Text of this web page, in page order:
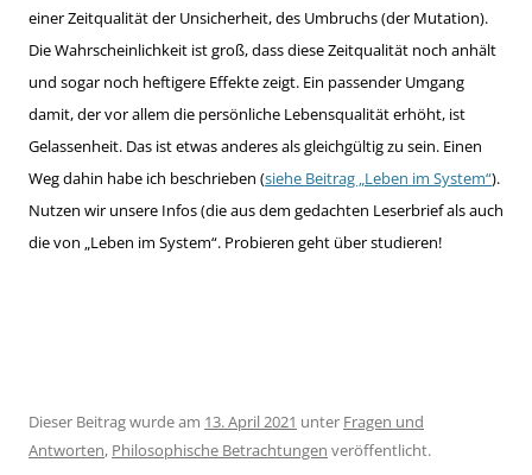
einer Zeitqualität der Unsicherheit, des Umbruchs (der Mutation).
Die Wahrscheinlichkeit ist groß, dass diese Zeitqualität noch anhält
und sogar noch heftigere Effekte zeigt. Ein passender Umgang
damit, der vor allem die persönliche Lebensqualität erhöht, ist
Gelassenheit. Das ist etwas anderes als gleichgültig zu sein. Einen
Weg dahin habe ich beschrieben (siehe Beitrag „Leben im System“).
Nutzen wir unsere Infos (die aus dem gedachten Leserbrief als auch
die von „Leben im System“. Probieren geht über studieren!
Dieser Beitrag wurde am 13. April 2021 unter Fragen und
Antworten, Philosophische Betrachtungen veröffentlicht.